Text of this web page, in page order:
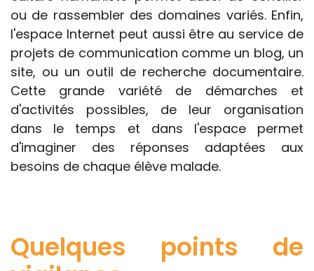
ou de rassembler des domaines variés. Enfin,
l'espace Internet peut aussi être au service de
projets de communication comme un blog, un
site, ou un outil de recherche documentaire.
Cette grande variété de démarches et
d'activités possibles, de leur organisation
dans le temps et dans l'espace permet
d'imaginer des réponses adaptées aux
besoins de chaque élève malade.
Quelques points de